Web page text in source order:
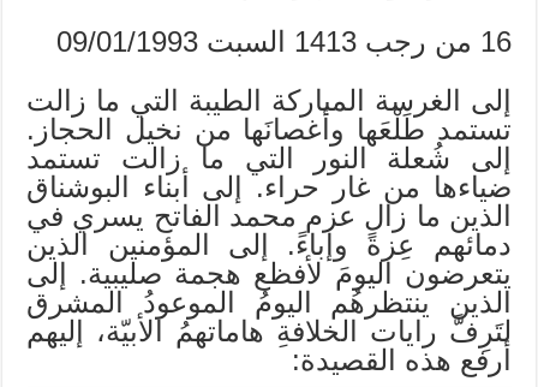
16 من رجب 1413 السبت 09/01/1993
إلى الغرسة المباركة الطيبة التي ما زالت
تستمد طَلْعَها وأغصانَها من نخيل الحجاز.
إلى شُعلة النور التي ما زالت تستمد
ضياءها من غار حراء. إلى أبناء البوشناق
الذين ما زال عزم محمد الفاتح يسري في
دمائهم عِزةً وإباءً. إلى المؤمنين الذين
يتعرضون اليومَ لأفظع هجمة صليبية. إلى
الذين ينتظرهُم اليومُ الموعودُ المشرق
لتَرِفَّ رايات الخلافةِ هاماتهمُ الأبيّة، إليهم
أرفع هذه القصيدة: